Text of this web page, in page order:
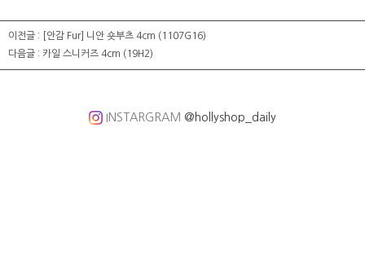
이전글 :
[안감 Fur] 니안 숏부츠 4cm (1107G16)
다음글 : 카일 스니커즈 4cm (19H2)
INSTARGRAM @hollyshop_daily